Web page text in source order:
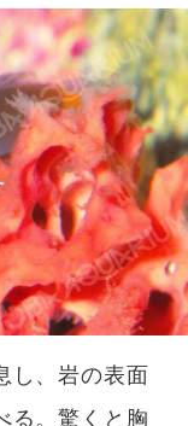
し、岩の表面
る。驚くと胸